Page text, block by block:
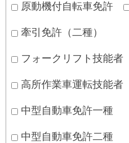
原動機付自転車免許
牽引免許（二種）
フォークリフト技能者
高所作業車運転技能者
中型自動車免許一種
中型自動車免許二種